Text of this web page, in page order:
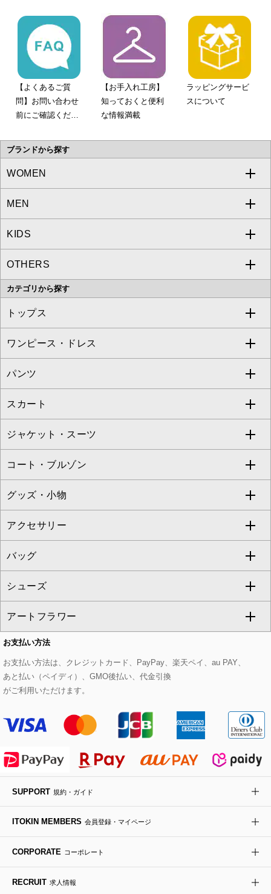
【よくあるご質
問】お問い合わせ
前にご確認くださ
【お手入れ工房】
知っておくと便利
な情報満載
ラッピングサービ
スについて
ブランドから探す
WOMEN
a.v.v
MICHEL KLEIN
MK MICHEL KLEIN
OFUON le MK
eur3
Maison de CINQ
MK MICHEL KLEIN BAG
re:edition project 165
MEN
a.v.v
MICHEL KLEIN HOMME
MK MICHEL KLEIN HOMME
KIDS
a.v.v
OTHERS
MK MICHEL KLEIN BAG
カテゴリから探す
トップス
すべてのトップス
カットソー・Tシャツ
ブラウス・シャツ
ニット・セーター
カーディガン
アンサンブルセット
ベスト・ジレ
パーカー
タンクトップ・キャミソール
スウェット・ジャージー
その他のトップス
ワンピース・ドレス
すべてのワンピース・ドレス
ワンピース
ドレス
チュニック
ジャンパースカート
その他のワンピース・ドレス
パンツ
すべてのパンツ
フルレングスパンツ
クロップド・半端丈パンツ
ガウチョ・ワイドパンツ
ハーフ・ショート丈パンツ
サロペット・オールインワン
その他のパンツ
スカート
すべてのスカート
ロング・マキシ丈スカート
ひざ丈スカート
ミモレ丈スカート
ショート・ミニ丈スカート
その他のスカート
ジャケット・スーツ
すべてのジャケット・スーツ
テーラードジャケット
ノーカラージャケット
セットアップ
セットアップジャケット
セットアップパンツ
セットアップスカート
セットアップワンピース
コート・ブルゾン
すべてのコート・ブルゾン
トレンチコート
ピーコート
ダッフルコート
チェスターコート
モッズコート
ステンカラーコート
ライダースジャケット
デニムジャケット
ダウンジャケット・コート
その他のコート・ブルゾン
グッズ・小物
すべてのグッズ・小物
マスク
ストール・マフラー・スヌード
ベルト・サスペンダー
帽子
ヘアアクセサリー
ハンカチ・バンダナ
手袋
チャーム・ストラップ
傘・日傘
アクセサリー
すべてのアクセサリー
ネックレス
ピアス・イヤリング
ブレスレット・バングル
ブローチ・コサージュ
バッグ
すべてのバッグ
トートバッグ
ショルダーバッグ
ボストンバッグ
バックパック・リュック
ボディバッグ・メッセンジャーバッグ
トラベルバッグ
ビジネスバッグ
その他のバッグ
シューズ
すべてのシューズ
パンプス
スニーカー
フラットシューズ
ローファー
ドレスシューズ
サンダル・ミュール
その他のシューズ
アートフラワー
すべてのアートフラワー
ローズ
カサブランカ・カラー
ラナンキュラス
ポプリアレンジ＆フレグランス
その他のアートフラワー
お支払い方法
お支払い方法は、クレジットカード、PayPay、楽天ペイ、au PAY、
あと払い（ペイディ）、GMO後払い、代金引換
がご利用いただけます。
SUPPORT 規約・ガイド
ITOKIN MEMBERS 会員登録・マイページ
CORPORATE コーポレート
RECRUIT 求人情報